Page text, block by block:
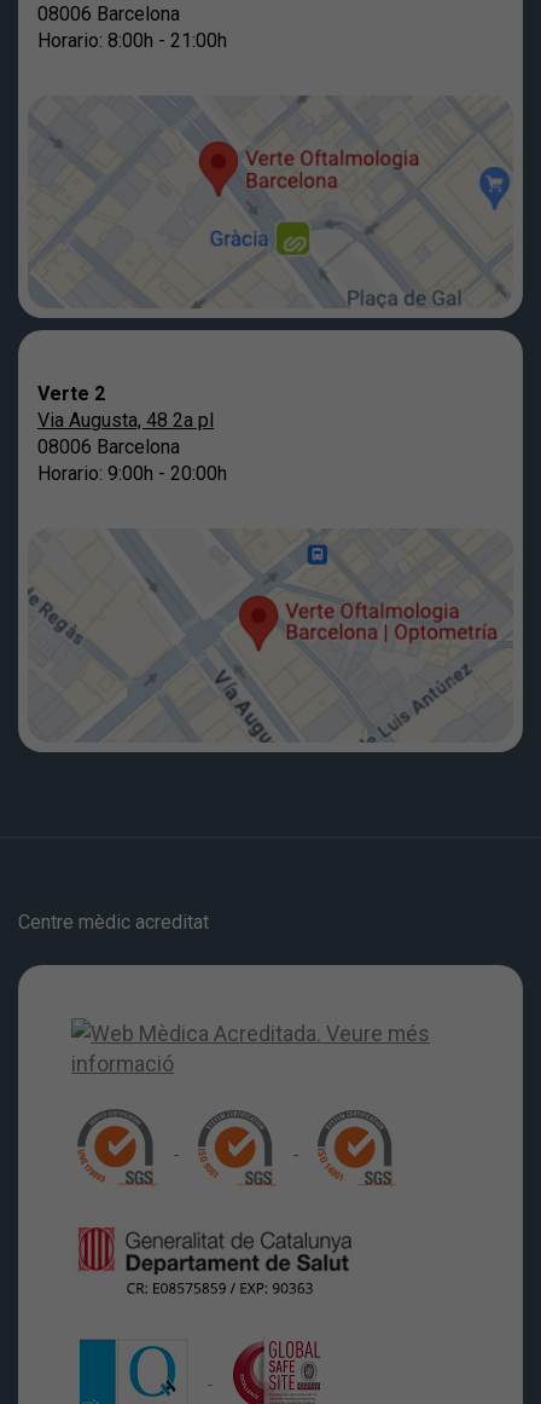
08006 Barcelona
Horario: 8:00h - 21:00h
Verte 2
Via Augusta, 48 2a pl
08006 Barcelona
Horario: 9:00h - 20:00h
Centre mèdic acreditat